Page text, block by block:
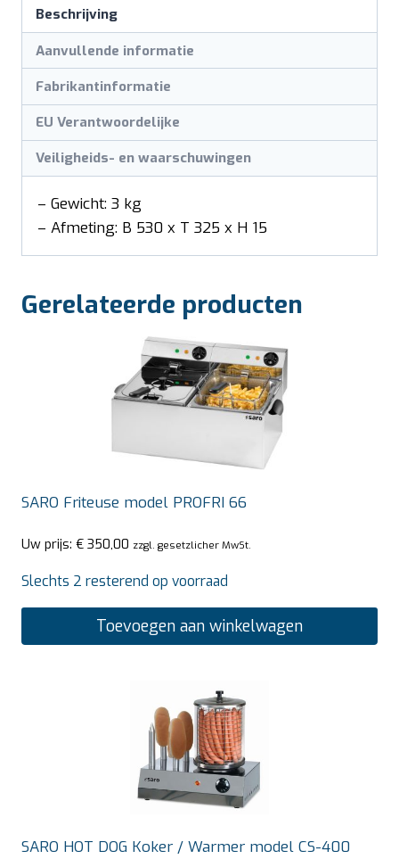
aantal
Beschrijving
Aanvullende informatie
Fabrikantinformatie
EU Verantwoordelijke
Veiligheids- en waarschuwingen
– Gewicht: 3 kg
– Afmeting: B 530 x T 325 x H 15
Gerelateerde producten
SARO Friteuse model PROFRI 66
Uw prijs: € 350,00 zzgl. gesetzlicher MwSt.
Slechts 2 resterend op voorraad
Toevoegen aan winkelwagen
SARO HOT DOG Koker / Warmer model CS-400